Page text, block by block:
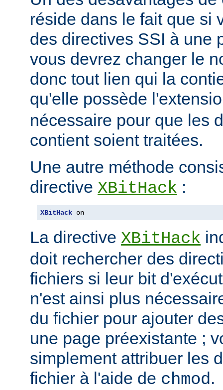
réside dans le fait que si
des directives SSI à une
vous devrez changer le
donc tout lien qui la
qu'elle possède
nécessaire pour que les
contient soient traitées.
Une autre méthode
directive XBitHack :
XBitHack on
La directive XBitHack
doit rechercher des
fichiers si leur bit
n'est ainsi plus
du fichier pour ajouter
une page préexistante ;
simplement attribuer les
fichier à l'aide de chmod.